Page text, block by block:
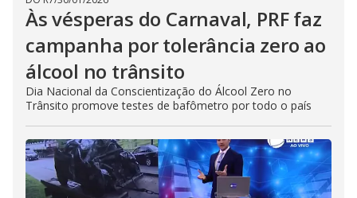
Às vésperas do Carnaval, PRF faz
campanha por tolerância zero ao
álcool no trânsito
Dia Nacional da Conscientização do Álcool Zero no
Trânsito promove testes de bafômetro por todo o país